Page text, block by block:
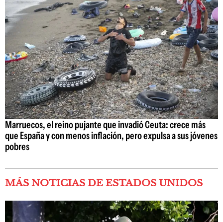
Marruecos, el reino pujante que invadió Ceuta: crece más
que España y con menos inflación, pero expulsa a sus jóvenes
pobres
MÁS NOTICIAS DE ESTADOS UNIDOS